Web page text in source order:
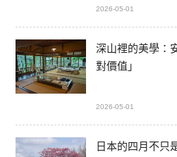
2026-05-01
深山裡的美學：
對價值」
2026-05-01
日本的四月不只